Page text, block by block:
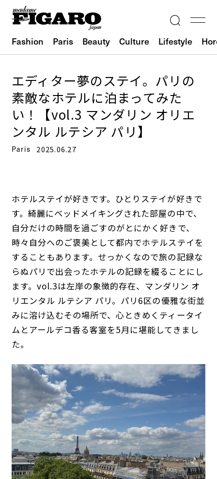
Fashion Paris Beauty Culture Lifestyle
エディター夢のステイ。パリの
素敵なホテルに泊まってみた
い！【vol.3 マンダリン オリエ
ンタル ルテシア パリ】
Paris 2025.06.27
ホテルステイが好きです。ひとりステイが好きで
す。綺麗にベッドメイキングされた部屋の中で、
自分だけの時間を過ごすのがとにかく好きで、
時々自分へのご褒美として都内でホテルステイを
することもあります。せっかくなので旅の記録な
らぬパリで出会ったホテルの記録を綴ることにし
ます。vol.3は左岸の象徴的存在、マンダリン オ
リエンタル ルテシア パリ。パリ6区の優雅な街並
みに溶け込むその場所で、心ときめくティータイ
ムとアールデコ香る客室を5月に堪能してきまし
た。